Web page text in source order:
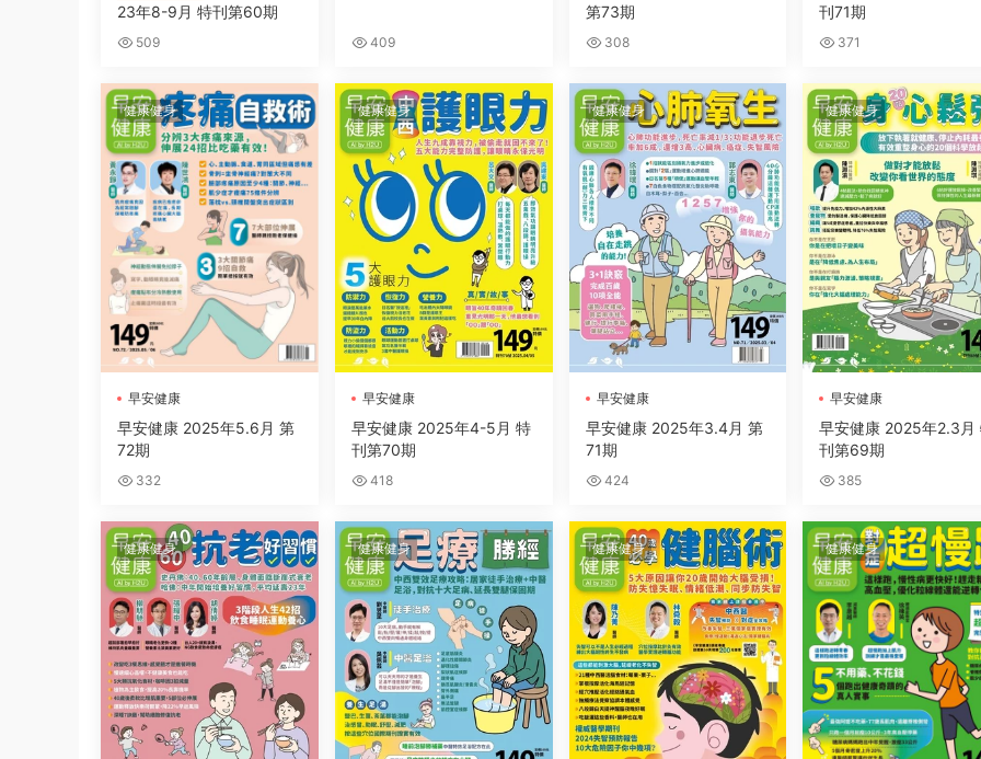
23年8-9月 特刊第60期
509 409
第73期
308
刊71期
371
健康健身
早安健康
早安健康 2025年5.6月 第
72期
332
健康健身
早安健康
早安健康 2025年4-5月 特
刊第70期
418
健康健身
早安健康
早安健康 2025年3.4月 第
71期
424
健康健身
早安健康
早安健康 2025年2.3月
刊第69期
385
健康健身 健康健身 健康健身 健康健身